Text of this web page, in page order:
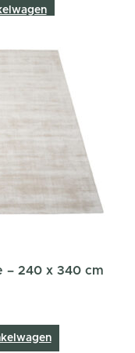
– 240 x 340 cm